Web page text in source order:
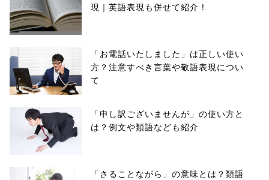
現｜英語表現も併せて紹介！
「お電話いたしました」は正しい使い
方？注意すべき言葉や敬語表現につい
て
「申し訳ございませんが」の使い方と
は？例文や類語なども紹介
「さることながら」の意味とは？類語